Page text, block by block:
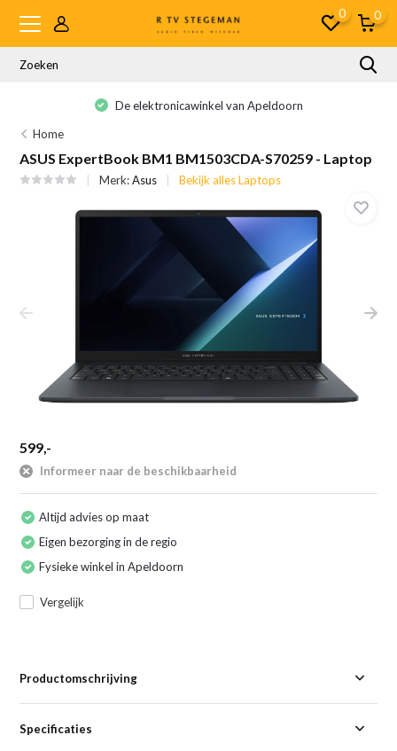
0 0
De elektronicawinkel van Apeldoorn
Home
ASUS ExpertBook BM1 BM1503CDA-S70259 - Laptop
Merk:Asus Bekijk alles Laptops
599,-
Informeer naar de beschikbaarheid
Altijd advies op maat
Eigen bezorging in de regio
Fysieke winkel in Apeldoorn
Vergelijk
Productomschrijving
Specificaties